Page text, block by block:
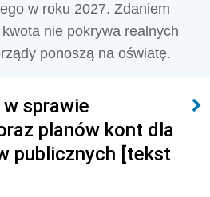
w roku 2027. Zdaniem
nie pokrywa realnych
ponoszą na oświatę.
sprawie
planów kont dla
publicznych [tekst